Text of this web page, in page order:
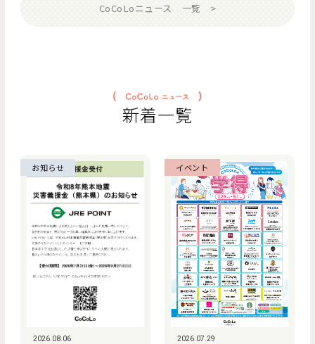
CoCoLoニュース 一覧
新着一覧
お知らせ
2026.08.06
イベント
2026.07.29